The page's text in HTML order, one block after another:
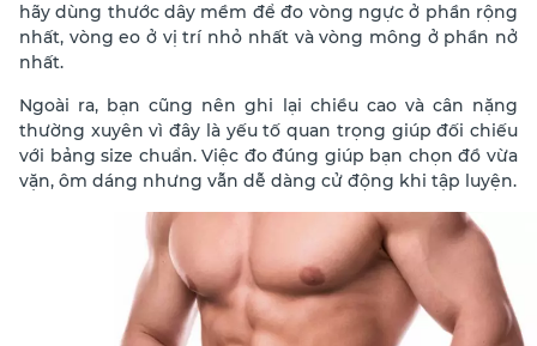
hãy dùng thước dây mềm để đo vòng ngực ở phần rộng
nhất, vòng eo ở vị trí nhỏ nhất và vòng mông ở phần nở
nhất.
Ngoài ra, bạn cũng nên ghi lại chiều cao và cân nặng
thường xuyên vì đây là yếu tố quan trọng giúp đối chiếu
với bảng size chuẩn. Việc đo đúng giúp bạn chọn đồ vừa
vặn, ôm dáng nhưng vẫn dễ dàng cử động khi tập luyện.